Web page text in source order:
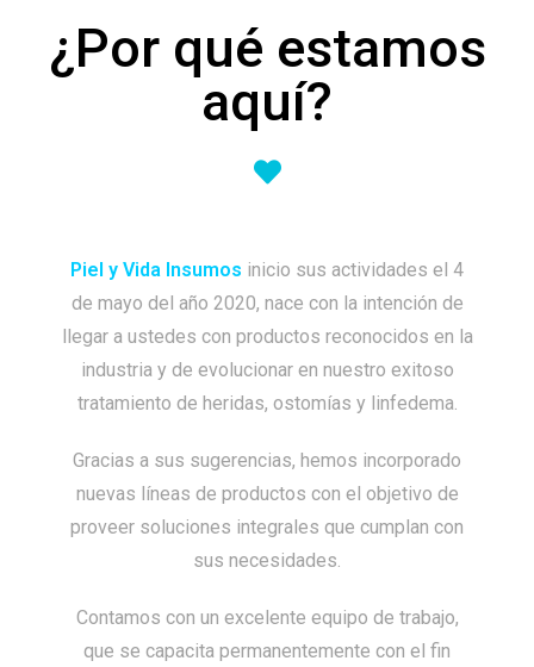
¿Por qué estamos
aquí?
Piel y Vida Insumos inicio sus actividades el 4
de mayo del año 2020, nace con la intención de
llegar a ustedes con productos reconocidos en la
industria y de evolucionar en nuestro exitoso
tratamiento de heridas, ostomías y linfedema.
Gracias a sus sugerencias, hemos incorporado
nuevas líneas de productos con el objetivo de
proveer soluciones integrales que cumplan con
sus necesidades.
Contamos con un excelente equipo de trabajo,
que se capacita permanentemente con el fin